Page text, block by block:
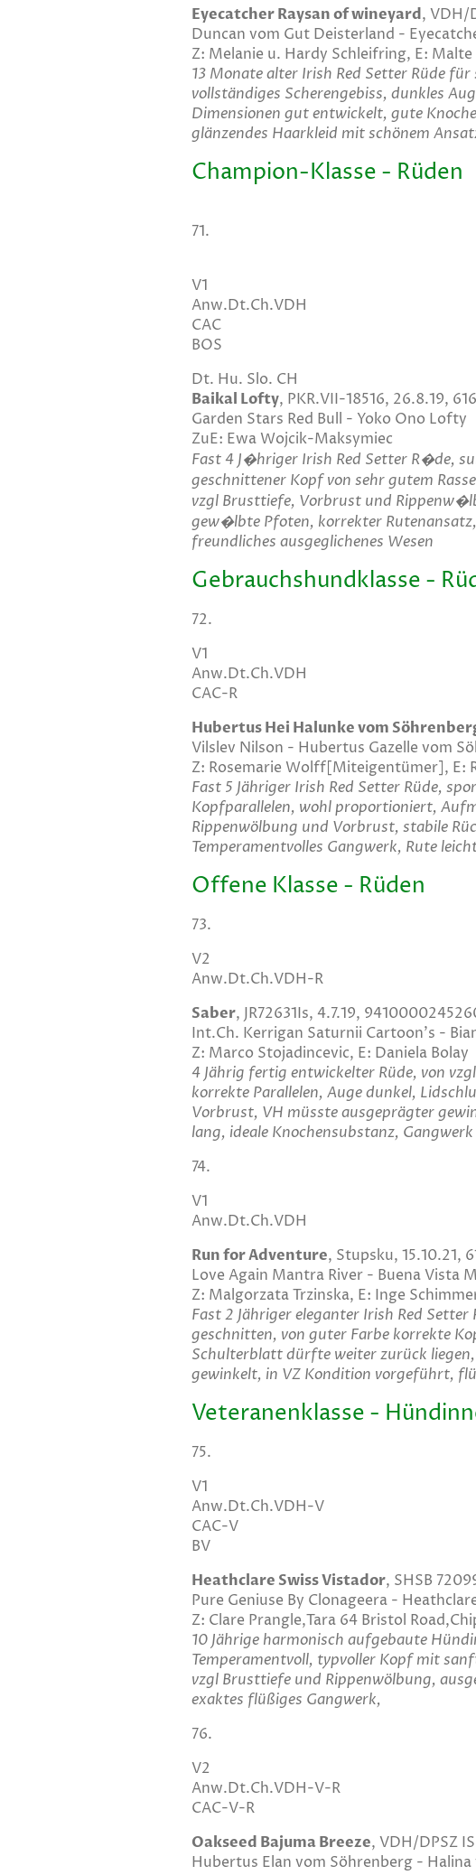
Eyecatcher Raysan of wineyard, VDH/
Duncan vom Gut Deisterland -
Z: Melanie u. Hardy Schleifring, E: Malte
13 Monate alter Irish Red Setter Rüde
vollständiges Scherengebiss, dunkles
Dimensionen gut entwickelt, gute
glänzendes Haarkleid mit schönem
Champion-Klasse - Rüden
71.
V1
Anw.Dt.Ch.VDH
CAC
BOS
Dt. Hu. Slo. CH
Baikal Lofty, PKR.VII-18516, 26.8.19,
Garden Stars Red Bull - Yoko Ono Lofty
ZuE: Ewa Wojcik-Maksymiec
Fast 4 J�hriger Irish Red Setter R�de,
geschnittener Kopf von sehr gutem
vzgl Brusttiefe, Vorbrust und
gew�lbte Pfoten, korrekter
freundliches ausgeglichenes Wesen
Gebrauchshundklasse -
72.
V1
Anw.Dt.Ch.VDH
CAC-R
Hubertus Hei Halunke vom
Vilslev Nilson - Hubertus Gazelle vom
Z: Rosemarie Wolff[Miteigentümer], E:
Fast 5 Jähriger Irish Red Setter Rüde,
Kopfparallelen, wohl proportioniert,
Rippenwölbung und Vorbrust, stabile
Temperamentvolles Gangwerk, Rute
Offene Klasse - Rüden
73.
V2
Anw.Dt.Ch.VDH-R
Saber, JR72631Is, 4.7.19,
Int.Ch. Kerrigan Saturnii Cartoon's -
Z: Marco Stojadincevic, E: Daniela Bolay
4 Jährig fertig entwickelter Rüde, von
korrekte Parallelen, Auge dunkel,
Vorbrust, VH müsste ausgeprägter
lang, ideale Knochensubstanz,
74.
V1
Anw.Dt.Ch.VDH
Run for Adventure, Stupsku, 15.10.21,
Love Again Mantra River - Buena Vista
Z: Malgorzata Trzinska, E: Inge
Fast 2 Jähriger eleganter Irish Red
geschnitten, von guter Farbe korrekte
Schulterblatt dürfte weiter zurück
gewinkelt, in VZ Kondition vorgeführt,
Veteranenklasse -
75.
V1
Anw.Dt.Ch.VDH-V
CAC-V
BV
Heathclare Swiss Vistador, SHSB
Pure Geniuse By Clonageera -
Z: Clare Prangle,Tara 64 Bristol
10 Jährige harmonisch aufgebaute
Temperamentvoll, typvoller Kopf mit
vzgl Brusttiefe und Rippenwölbung,
exaktes flüßiges Gangwerk,
76.
V2
Anw.Dt.Ch.VDH-V-R
CAC-V-R
Oakseed Bajuma Breeze, VDH/DPSZ
Hubertus Elan vom Söhrenberg -